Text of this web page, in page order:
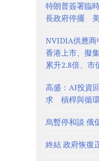
特朗普簽署臨
長政府停擺
NVIDIA供應商
香港上市、擬
累升2.8倍、市
高盛：AI投資
求 槓桿與循
烏暫停和談 俄
終結 政府恢復